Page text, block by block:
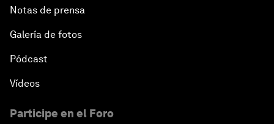
Notas de prensa
Galería de fotos
Pódcast
Vídeos
Participe en el Foro